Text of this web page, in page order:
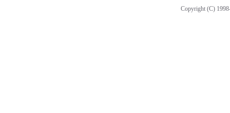
Copyright (C)